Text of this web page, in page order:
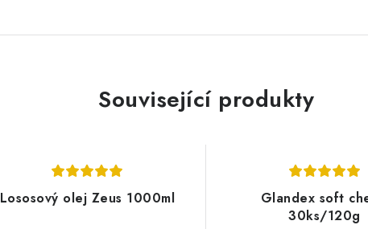
Související produkty
Lososový olej Zeus 1000ml
Glandex soft
30ks/120g